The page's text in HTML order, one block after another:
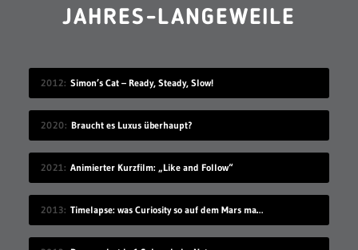
JAHRES-LANGEWEILE
2012 Simon’s Cat – Ready, Steady, Slow!
2020 Braucht es Luxus überhaupt?
2021 Animierter Kurzfilm: „Like and Follow“
2013 Timelapse: was Curiosity so auf dem Mars macht